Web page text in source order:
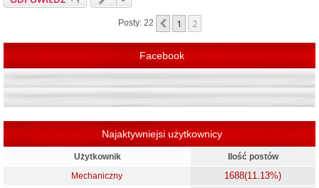
Posty: 22 Poprzednia
1 2
Facebook
Najaktywniejsi użytkownicy
Użytkownik
Ilość postów
Mechaniczny
1688(11.13%)